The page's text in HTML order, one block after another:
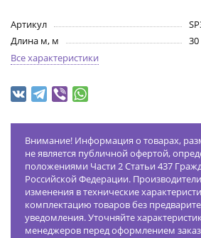
Артикул
Длина м, м
30
Все характеристики
Внимание! Информация о товарах,
не является публичной офертой,
положениями Части 2 Статьи 437
Российской Федерации.
изменения в технические
комплектацию товаров без
уведомления. Уточняйте
менеджеров перед оформлением